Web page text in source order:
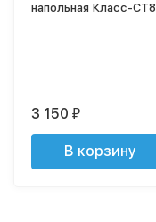
напольная Класс-СТ8
3 150 ₽
В корзину